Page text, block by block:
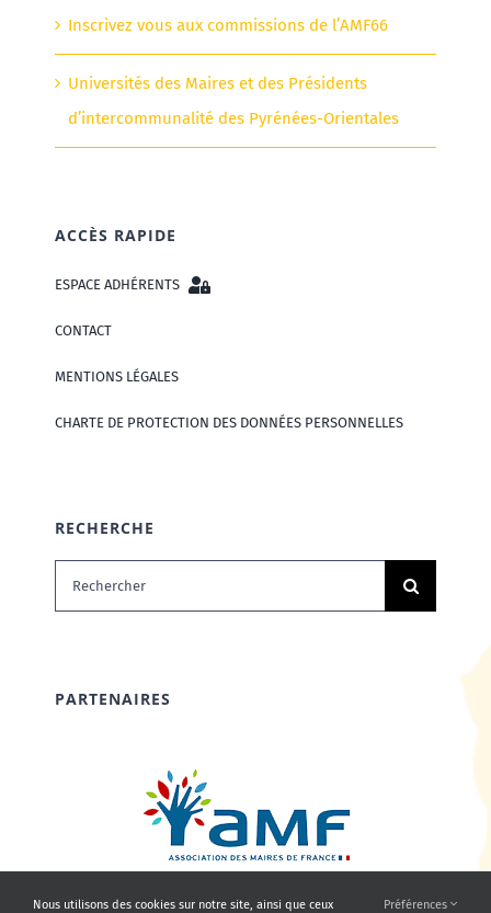
Inscrivez vous aux commissions de l’AMF66
Universités des Maires et des Présidents
d’intercommunalité des Pyrénées-Orientales
ACCÈS RAPIDE
ESPACE ADHÉRENTS
CONTACT
MENTIONS LÉGALES
CHARTE DE PROTECTION DES DONNÉES PERSONNELLES
RECHERCHE
Rechercher:
PARTENAIRES
Nous utilisons des cookies sur notre site, ainsi que ceux Préférences